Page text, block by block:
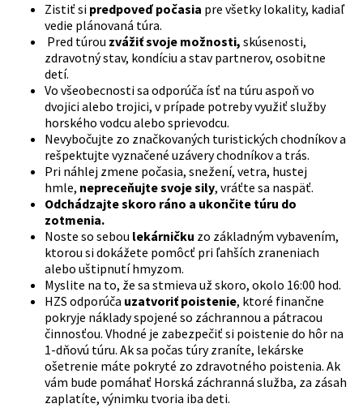
Zistiť si predpoveď počasia pre všetky lokality, kadiaľ
vedie plánovaná túra.
Pred túrou zvážiť svoje možnosti, skúsenosti,
zdravotný stav, kondíciu a stav partnerov, osobitne
detí.
Vo všeobecnosti sa odporúča ísť na túru aspoň vo
dvojici alebo trojici, v prípade potreby využiť služby
horského vodcu alebo sprievodcu.
Nevybočujte zo značkovaných turistických chodníkov a
rešpektujte vyznačené uzávery chodníkov a trás.
Pri náhlej zmene počasia, snežení, vetra, hustej
hmle, nepreceňujte svoje sily, vráťte sa naspäť.
Odchádzajte skoro ráno a ukončite túru do
zotmenia.
Noste so sebou lekárničku zo základným vybavením,
ktorou si dokážete pomôcť pri ľahších zraneniach
alebo uštipnutí hmyzom.
Myslite na to, že sa stmieva už skoro, okolo 16:00 hod.
HZS odporúča uzatvoriť poistenie, ktoré finančne
pokryje náklady spojené so záchrannou a pátracou
činnosťou. Vhodné je zabezpečiť si poistenie do hôr na
1-dňovú túru. Ak sa počas túry zraníte, lekárske
ošetrenie máte pokryté zo zdravotného poistenia. Ak
vám bude pomáhať Horská záchranná služba, za zásah
zaplatíte, výnimku tvoria iba deti.